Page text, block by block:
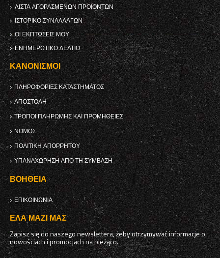
ΛΊΣΤΑ ΑΓΟΡΑΣΜΈΝΩΝ ΠΡΟΪΌΝΤΩΝ
ΙΣΤΟΡΙΚΌ ΣΥΝΑΛΛΑΓΏΝ
ΟΙ ΕΚΠΤΏΣΕΙΣ ΜΟΥ
ΕΝΗΜΕΡΩΤΙΚΌ ΔΕΛΤΊΟ
ΚΑΝΟΝΙΣΜΟΊ
ΠΛΗΡΟΦΟΡΊΕΣ ΚΑΤΑΣΤΉΜΑΤΟΣ
ΑΠΟΣΤΟΛΉ
ΤΡΌΠΟΙ ΠΛΗΡΩΜΉΣ ΚΑΙ ΠΡΟΜΉΘΕΙΕΣ
ΝΌΜΟΣ
ΠΟΛΙΤΙΚΉ ΑΠΟΡΡΉΤΟΥ
ΥΠΑΝΑΧΏΡΗΣΗ ΑΠΌ ΤΗ ΣΎΜΒΑΣΗ
ΒΟΉΘΕΙΑ
ΕΠΙΚΟΙΝΩΝΊΑ
ΈΛΑ ΜΑΖΊ ΜΑΣ
Zapisz się do naszego newslettera, żeby otrzymywać informacje o
nowościach i promocjach na bieżąco.